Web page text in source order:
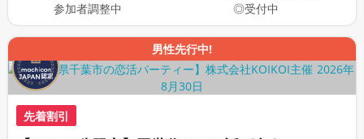
参加者調整中
◎受付中
男性先行中!
先着割引